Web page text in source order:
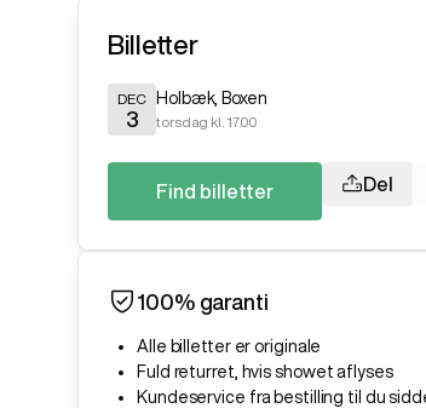
Billetter
DEC
3
Holbæk, Boxen
torsdag kl. 17.00
Find billetter Del
100% garanti
Alle billetter er originale
Fuld returret, hvis showet aflyses
Kundeservice fra bestilling til du